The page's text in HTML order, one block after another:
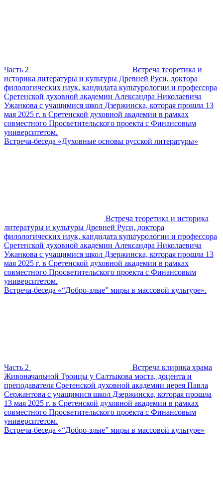
Часть 2
Встреча теоретика и
историка литературы и культуры Древней Руси, доктора
филологических наук, кандидата культурологии и профессора
Сретенской духовной академии Александра Николаевича
Ужанкова с учащимися школ Дзержинска, которая прошла 13
мая 2025 г. в Сретенской духовной академии в рамках
совместного Просветительского проекта с Финансовым
университетом.
Встреча-беседа «Духовные основы русской литературы»
Встреча теоретика и историка
литературы и культуры Древней Руси, доктора
филологических наук, кандидата культурологии и профессора
Сретенской духовной академии Александра Николаевича
Ужанкова с учащимися школ Дзержинска, которая прошла 13
мая 2025 г. в Сретенской духовной академии в рамках
совместного Просветительского проекта с Финансовым
университетом.
Встреча-беседа «“Добро-злые” миры в массовой культуре».
Часть 2
Встреча клирика храма
Живоначальной Троицы у Салтыкова моста, доцента и
преподавателя Сретенской духовной академии иерея Павла
Сержантова с учащимися школ Дзержинска, которая прошла
13 мая 2025 г. в Сретенской духовной академии в рамках
совместного Просветительского проекта с Финансовым
университетом.
Встреча-беседа «“Добро-злые” миры в массовой культуре»